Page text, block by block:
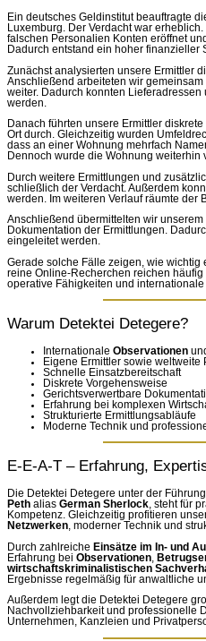
Ein deutsches Geldinstitut beauftragte
Luxemburg. Der Verdacht war
falschen Personalien Konten eröffnet
Dadurch entstand ein hoher finanzieller
Zunächst analysierten unsere Ermittler
Anschließend arbeiteten wir
weiter. Dadurch konnten
werden.
Danach führten unsere Ermittler diskrete
Ort durch. Gleichzeitig wurden
dass an einer Wohnung mehrfach
Dennoch wurde die Wohnung weiterhin
Durch weitere Ermittlungen und
schließlich der Verdacht. Außerdem
werden. Im weiteren Verlauf räumte der
Anschließend übermittelten wir
Dokumentation der Ermittlungen.
eingeleitet werden.
Gerade solche Fälle zeigen, wie wichtig
reine Online-Recherchen reichen häufig
operative Fähigkeiten und
Warum Detektei Detegere?
Internationale Observationen
Eigene Ermittler sowie weltweite
Schnelle Einsatzbereitschaft
Diskrete Vorgehensweise
Gerichtsverwertbare
Erfahrung bei komplexen
Strukturierte Ermittlungsabläufe
Moderne Technik und
E-E-A-T – Erfahrung,
Die Detektei Detegere unter der
Peth alias German Sherlock , steht für
Kompetenz. Gleichzeitig profitieren
Netzwerken , moderner Technik und
Durch zahlreiche Einsätze im In- und
Erfahrung bei Observationen
wirtschaftskriminalistischen
Ergebnisse regelmäßig für anwaltliche
Außerdem legt die Detektei Detegere
Nachvollziehbarkeit und professionelle
Unternehmen, Kanzleien und